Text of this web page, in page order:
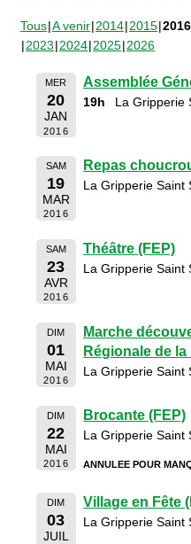
Tous A venir 2014 2015 2016
2023 2024 2025 2026
MER
20
JAN
2016
Assemblée
19h La Gripperie
SAM
19
MAR
2016
Repas
La Gripperie Saint
SAM
23
AVR
2016
Théâtre (FEP)
La Gripperie Saint
DIM
01
MAI
2016
Marche
Régionale de
La Gripperie Saint
DIM
22
MAI
2016
Brocante (FEP)
La Gripperie Saint
ANNULEE POUR
DIM
03
JUIL
Village en Fête
La Gripperie Saint